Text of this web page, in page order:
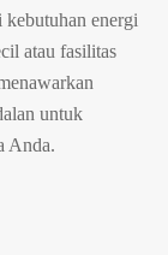
energi
atau fasilitas
untuk
Anda.